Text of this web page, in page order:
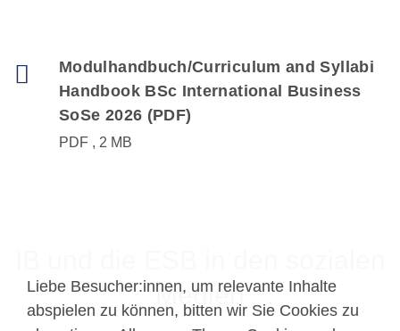
Modulhandbuch/Curriculum and Syllabi
Handbook BSc International Business
SoSe 2026 (PDF)
PDF 2 MB
Medien
Liebe Besucher:innen, um relevante Inhalte
abspielen zu können, bitten wir Sie Cookies zu
Liebe Besucher:innen, um relevante Inhalte
abspielen zu können, bitten wir Sie Cookies zu